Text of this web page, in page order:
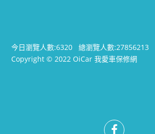
今日瀏覽人數:6320總瀏覽人數:27856213
Copyright © 2022 OiCar 我愛車保修網